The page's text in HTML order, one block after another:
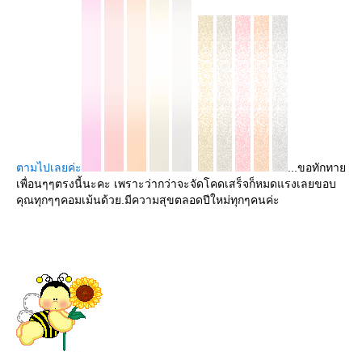
ตามไปเลยค่ะ
...ขอทักทา
เพื่อนๆๆตรงนี้นะคะ เพราะว่ากว่าจะจัดโคดเสร็จก็หมดแรงเลยขอบ
คุณทุกๆๆคอมเม้นด้วย.มีความสุขตลอดปีใหม่ทุกๆคนค่ะ